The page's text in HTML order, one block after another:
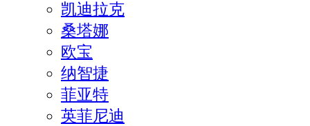
凯迪拉克
桑塔娜
欧宝
纳智捷
菲亚特
英菲尼迪